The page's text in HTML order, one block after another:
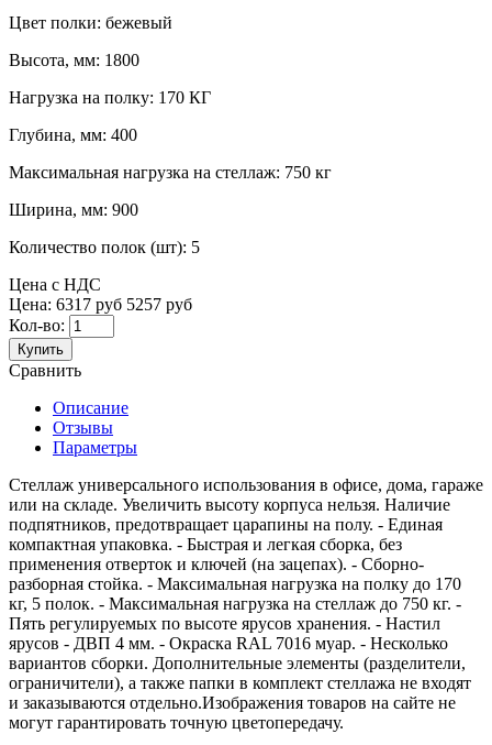
Цвет полки: бежевый
Высота, мм: 1800
Нагрузка на полку: 170 КГ
Глубина, мм: 400
Максимальная нагрузка на стеллаж: 750 кг
Ширина, мм: 900
Количество полок (шт): 5
Цена с НДС
Цена: 6317 руб 5257 руб
Кол-во:
Купить
Сравнить
Описание
Отзывы
Параметры
Стеллаж универсального использования в офисе, дома, гараже
или на складе. Увеличить высоту корпуса нельзя. Наличие
подпятников, предотвращает царапины на полу. - Единая
компактная упаковка. - Быстрая и легкая сборка, без
применения отверток и ключей (на зацепах). - Сборно-
разборная стойка. - Максимальная нагрузка на полку до 170
кг, 5 полок. - Максимальная нагрузка на стеллаж до 750 кг. -
Пять регулируемых по высоте ярусов хранения. - Настил
ярусов - ДВП 4 мм. - Окраска RAL 7016 муар. - Несколько
вариантов сборки. Дополнительные элементы (разделители,
ограничители), а также папки в комплект стеллажа не входят
и заказываются отдельно.Изображения товаров на сайте не
могут гарантировать точную цветопередачу.